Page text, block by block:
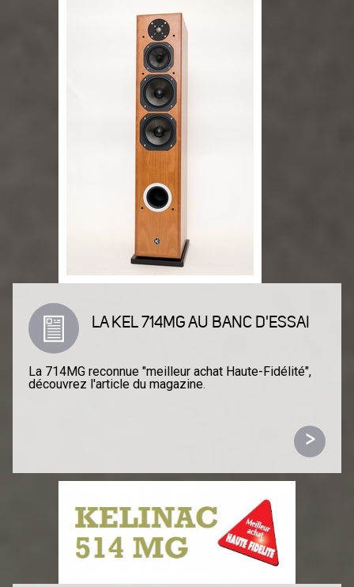
N'hésitez pas à nous contacter pour de plus amples
kelinac@kelinac.com
LA KEL 714MG AU BANC D'ESSAI
La 714MG reconnue "meilleur achat Haute-Fidélité",
découvrez l'article du magazine.
>